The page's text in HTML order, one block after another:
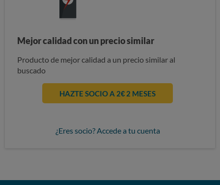
Mejor calidad con un precio similar
Producto de mejor calidad a un precio similar al
buscado
HAZTE SOCIO A 2€ 2 MESES
¿Eres socio? Accede a tu cuenta